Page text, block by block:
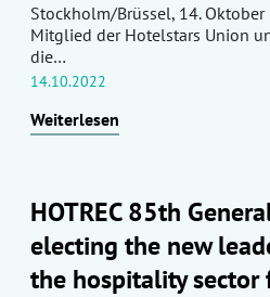
Stockholm/Brüssel, 14.
Mitglied der Hotelstars Union
die…
14.10.2022
Weiterlesen
HOTREC 85th
electing the new
the hospitality sector